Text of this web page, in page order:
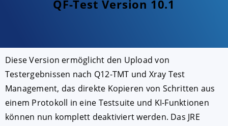
QF-Test Version 10.1
Diese Version ermöglicht den Upload von
Testergebnissen nach Q12-TMT und Xray Test
Management, das direkte Kopieren von Schritten aus
einem Protokoll in eine Testsuite und KI-Funktionen
können nun komplett deaktiviert werden. Das JRE